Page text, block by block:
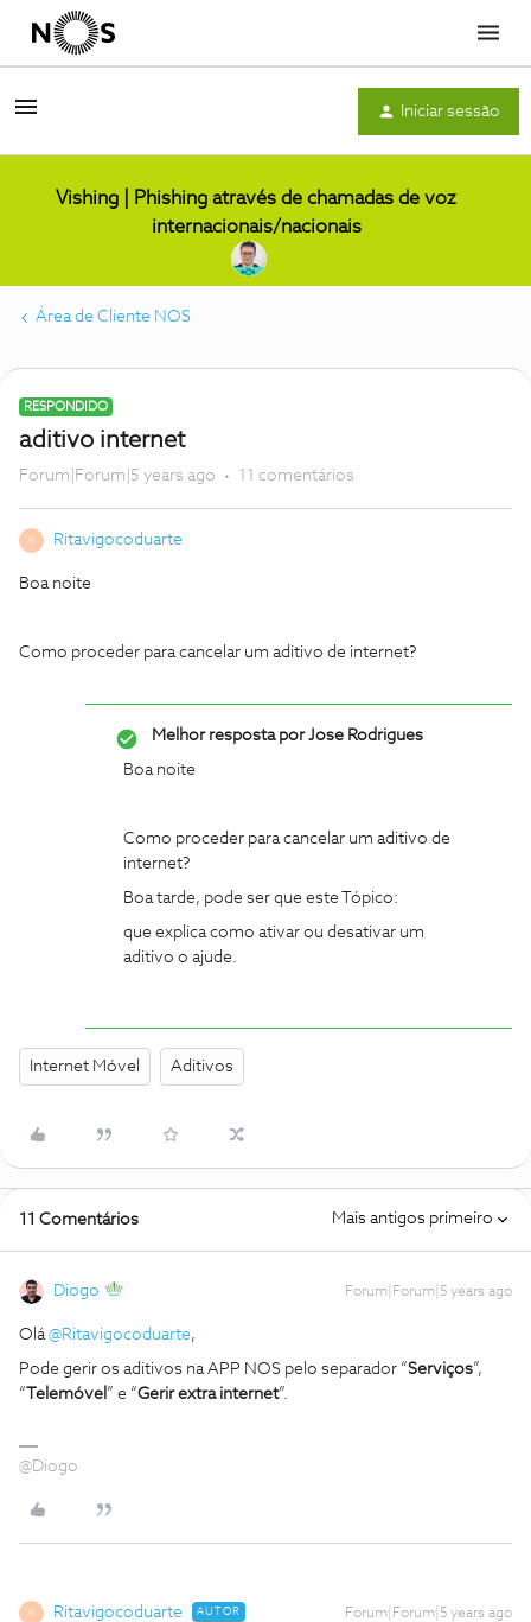
Menu
Iniciar sessão
Vishing | Phishing através de chamadas de voz
internacionais/nacionais
Área de Cliente NOS
RESPONDIDO
aditivo internet
Forum|Forum|5 years ago 11 comentários
R Ritavigocoduarte
Boa noite
Como proceder para cancelar um aditivo de internet?
Melhor resposta porJose Rodrigues
Boa noite
Como proceder para cancelar um aditivo de
internet?
Boa tarde, pode ser que este Tópico:
que explica como ativar ou desativar um
aditivo o ajude.
Internet Móvel Aditivos
11 Comentários Mais antigos primeiro
Diogo Forum|Forum|5 years ago
Olá@Ritavigocoduarte,
Pode gerir os aditivos na APP NOS pelo separador “Serviços”,
“ Telemóvel ” e “Gerir extra internet”.
@Diogo
R Ritavigocoduarte AUTOR Forum|Forum|5 years ago